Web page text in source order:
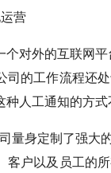
营
对外的互联网
的工作流程还
人工通知的方式
量身定制了强
户以及员工的